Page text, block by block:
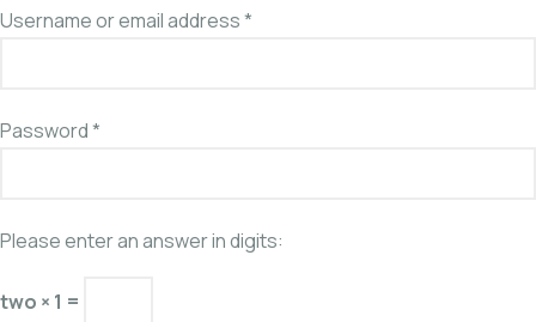
Username or email address*
Password*
Please enter an answer in digits:
two × 1 =